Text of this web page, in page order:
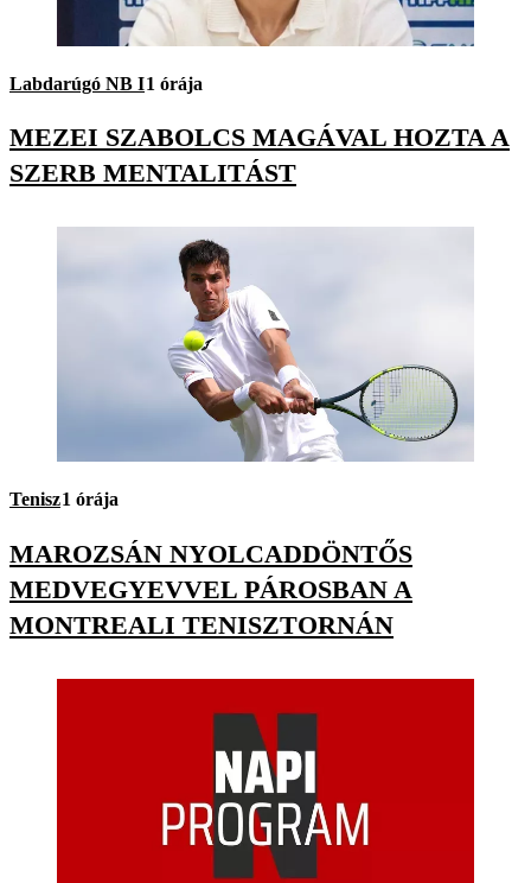
Labdarúgó NB I1 órája
MEZEI SZABOLCS MAGÁVAL HOZTA A
SZERB MENTALITÁST
Tenisz1 órája
MAROZSÁN NYOLCADDÖNTŐS
MEDVEGYEVVEL PÁROSBAN A
MONTREALI TENISZTORNÁN